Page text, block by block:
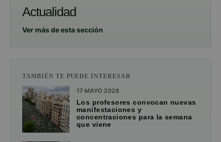
Actualidad
Ver más de esta sección
TAMBIÉN TE PUEDE INTERESAR
17 MAYO 2026
Los profesores convocan nuevas
manifestaciones y
concentraciones para la semana
que viene